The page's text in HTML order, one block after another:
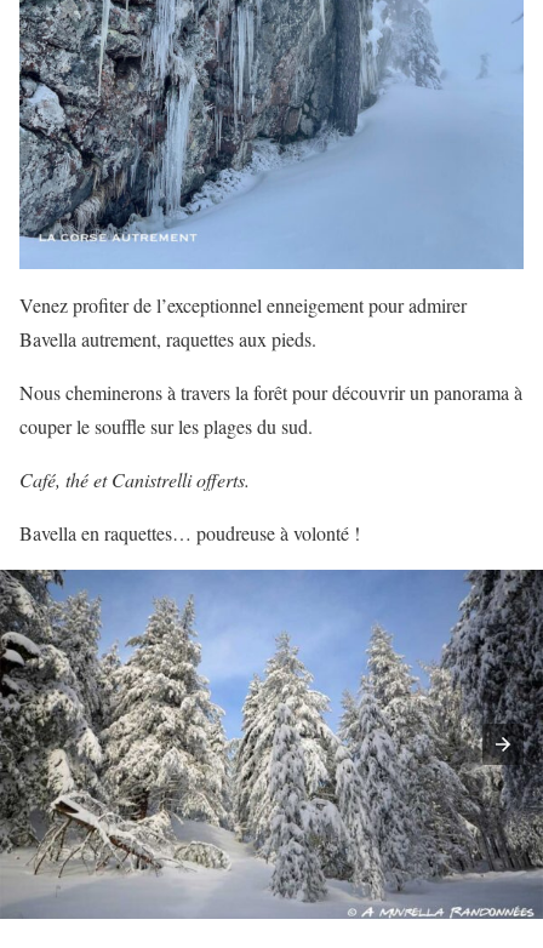
Venez profiter de l’exceptionnel enneigement pour admirer
Bavella autrement, raquettes aux pieds.
Nous cheminerons à travers la forêt pour découvrir un panorama à
couper le souffle sur les plages du sud.
Café, thé et Canistrelli offerts.
Bavella en raquettes… poudreuse à volonté !